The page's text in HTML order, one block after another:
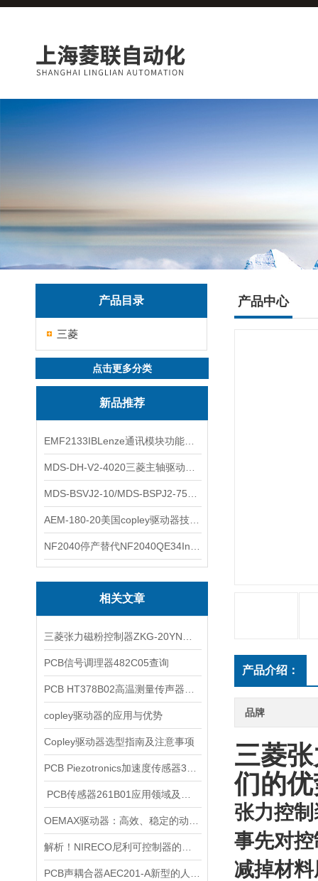
产品目录
三菱
点击更多分类
新品推荐
相关文章
PCB信号调理器482C05查询
copley驱动器的应用与优势
Copley驱动器选型指南及注意事项
产品中心
产品介绍：
品牌
三菱
们的
张力控
事先对
减掉材